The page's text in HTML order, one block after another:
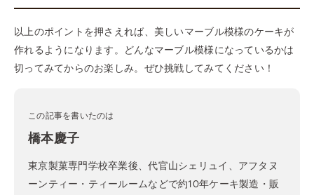
以上のポイントを押さえれば、美しいマーブル模様のケーキが
作れるようになります。どんなマーブル模様になっているかは
切ってみてからのお楽しみ。ぜひ挑戦してみてください！
この記事を書いたのは
橋本慶子
東京製菓専門学校卒業後、代官山シェリュイ、アフタヌ
ーンティー・ティールームなどで約10年ケーキ製造・販